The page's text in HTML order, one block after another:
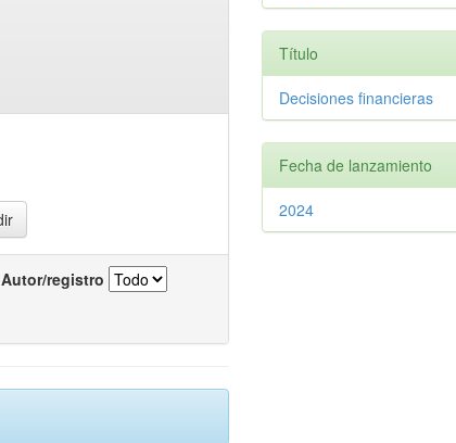
Autor/registro
Título
Decisiones financieras
Fecha de lanzamiento
2024